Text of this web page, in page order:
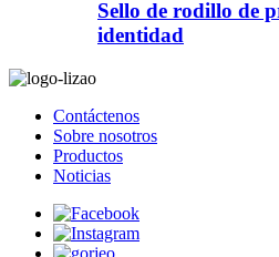
Sello de rodillo de
identidad
Contáctenos
Sobre nosotros
Productos
Noticias